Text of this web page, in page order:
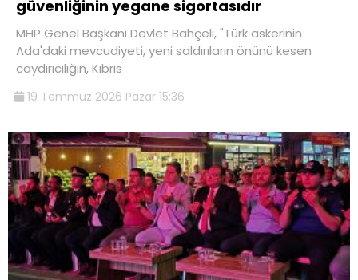
güvenliğinin yegane sigortasıdır
MHP Genel Başkanı Devlet Bahçeli, "Türk askerinin
Ada'daki mevcudiyeti, yeni saldırıların önünü kesen
caydırıcılığın, Kıbrıs
19 Temmuz 2026 Pazar 15:36